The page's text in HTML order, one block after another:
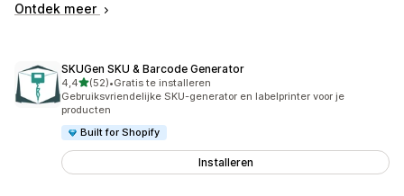
Ontdek meer
SKUGen SKU & Barcode Generator
4,4van 5 sterren
(52)
52 recensies in totaal
•Gratis te installeren
Gebruiksvriendelijke SKU-generator en labelprinter voor je
producten
Built for Shopify
Installeren